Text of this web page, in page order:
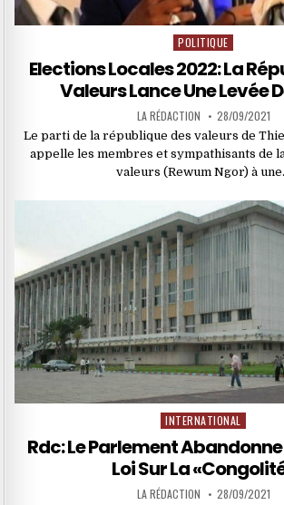
Posted
in
POLITIQUE
Elections Locales 2022: La
Valeurs Lance Une Levée
LA RÉDACTION 28/09/2021
Le parti de la république des valeurs de
appelle les membres et sympathisants de
valeurs (Rewum Ngor) à
Posted
INTERNATIONAL
Rdc: Le Parlement Abandonne
Loi Sur La
LA RÉDACTION 28/09/2021